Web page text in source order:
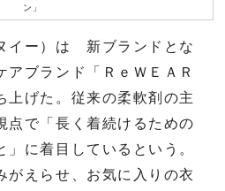
ン」
ー）は 新ブランドとな
アブランド「ＲｅＷＥＡＲ
上げた。従来の柔軟剤の主
点で「長く着続けるための
に着目しているという。
がえらせ、お気に入りの衣